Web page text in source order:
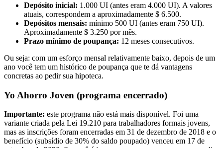
Depósito inicial: 1.000 UI (antes eram 4.000 UI). A valores
atuais, correspondem a aproximadamente $ 6.500.
Depósitos mensais: mínimo 500 UI (antes eram 750 UI).
Aproximadamente $ 3.250 por mês.
Prazo mínimo de poupança: 12 meses consecutivos.
Ou seja: com um esforço mensal relativamente baixo, depois de um
ano você tem um histórico de poupança que te dá vantagens
concretas ao pedir sua hipoteca.
Yo Ahorro Joven (programa encerrado)
Importante: este programa não está mais disponível. Foi uma
variante criada pela Lei 19.210 para trabalhadores formais jovens,
mas as inscrições foram encerradas em 31 de dezembro de 2018 e o
benefício (subsídio de 30% do saldo poupado) venceu em 17 de